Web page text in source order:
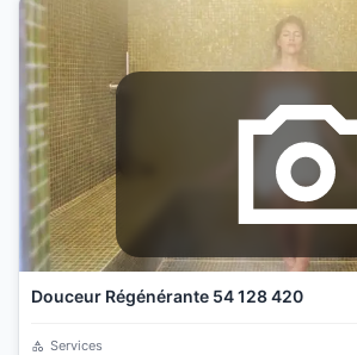
Douceur Régénérante 54 128 420
Services